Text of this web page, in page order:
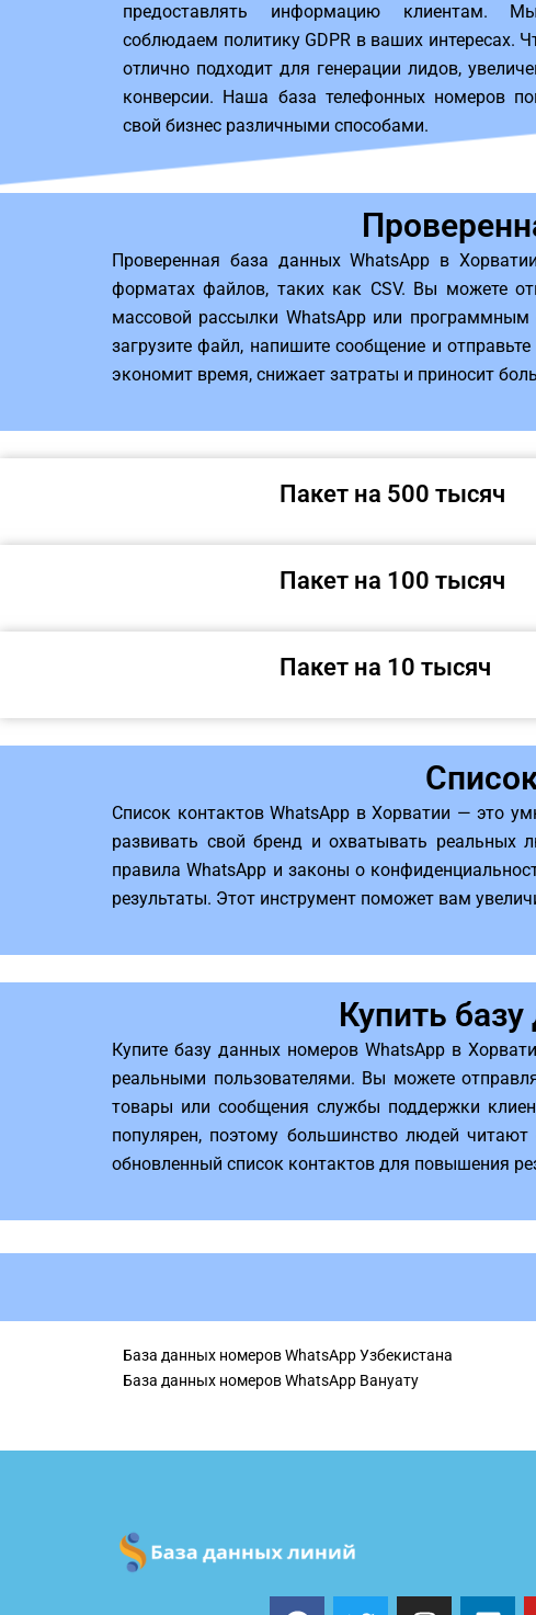
предоставлять информацию клиентам.
соблюдаем политику GDPR в ваших интересах.
отлично подходит для генерации лидов,
конверсии. Наша база телефонных номеров
свой бизнес различными способами.
Проверенная база данных WhatsApp в
форматах файлов, таких как CSV. Вы можете
массовой рассылки WhatsApp или программным
загрузите файл, напишите сообщение и
экономит время, снижает затраты и приносит
Пакет на 500 тысяч
Пакет на 100 тысяч
Пакет на 10 тысяч
Список контактов WhatsApp в Хорватии — это
развивать свой бренд и охватывать реальных
правила WhatsApp и законы о
результаты. Этот инструмент поможет вам
Купить
Купите базу данных номеров WhatsApp в
реальными пользователями. Вы можете
товары или сообщения службы поддержки
популярен, поэтому большинство людей
обновленный список контактов для повышения
База данных номеров WhatsApp Узбекистана
База данных номеров WhatsApp Вануату
F T I L